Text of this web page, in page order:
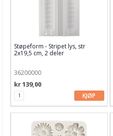
Støpeform - Stripet lys, str
2x19,5 cm, 2 deler
36200000
kr 139,00
KJØP